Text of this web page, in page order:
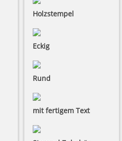
Holzstempel
Eckig
Rund
mit fertigem Text